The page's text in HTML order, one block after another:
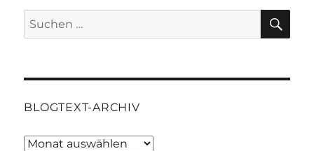
Suchen
nach:
BLOGTEXT-ARCHIV
Blogtext-